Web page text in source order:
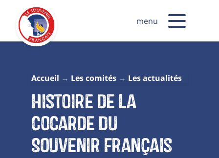
menu
Accueil Les comités Les actualités
Histoire de la
cocarde du
Souvenir Français